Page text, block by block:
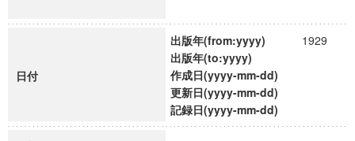
日付
出版年(from:yyyy)
1929
出版年(to:yyyy)
作成日(yyyy-mm-dd)
更新日(yyyy-mm-dd)
記録日(yyyy-mm-dd)